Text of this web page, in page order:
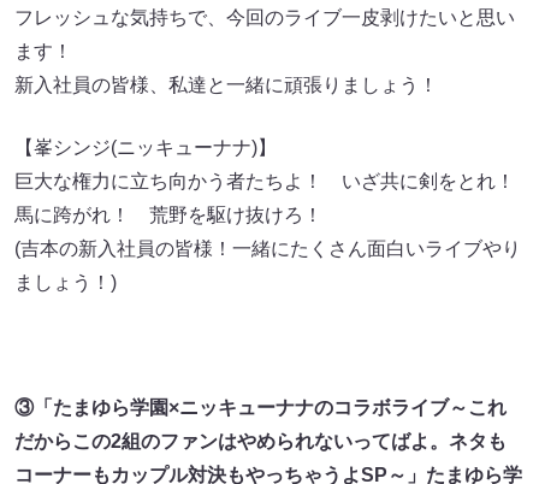
フレッシュな気持ちで、今回のライブ一皮剥けたいと思い
ます！
新入社員の皆様、私達と一緒に頑張りましょう！
【峯シンジ(ニッキューナナ)】
巨大な権力に立ち向かう者たちよ！ いざ共に剣をとれ！
馬に跨がれ！ 荒野を駆け抜けろ！
(吉本の新入社員の皆様！一緒にたくさん面白いライブやり
ましょう！)
③「たまゆら学園×ニッキューナナのコラボライブ～これ
だからこの2組のファンはやめられないってばよ。ネタも
コーナーもカップル対決もやっちゃうよSP～」たまゆら学